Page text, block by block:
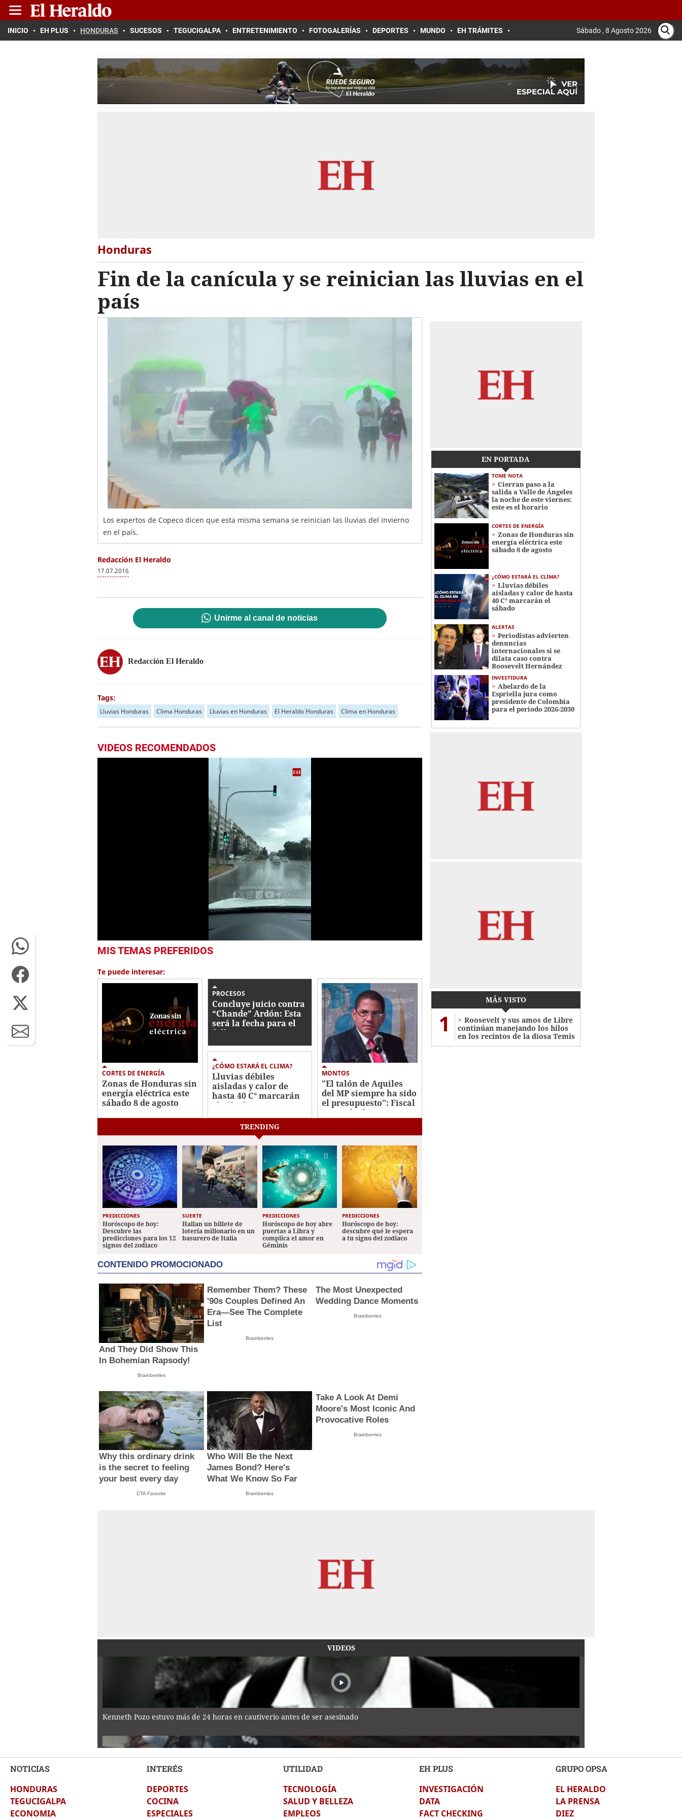
INICIO EH PLUS HONDURAS SUCESOS TEGUCIGALPA ENTRETENIMIENTO FOTOGALERÍAS DEPORTES MUNDO EH TRÁMITES Sábado , 8 Agosto 2026
Honduras
Fin de la canícula y se reinician las lluvias en el
país
Los expertos de Copeco dicen que esta misma semana se reinician las lluvias del invierno
en el país.
Redacción El Heraldo
17.07.2016
Unirme al canal de noticias
Redacción El Heraldo
Tags:
Lluvias Honduras Clima Honduras Lluvias en Honduras El Heraldo Honduras Clima en Honduras
VIDEOS RECOMENDADOS
seconds
1
minute,
31
MIS TEMAS PREFERIDOS
Te puede interesar:
CORTES DE ENERGÍA
Zonas de Honduras sin
energía eléctrica este
sábado 8 de agosto
PROCESOS
Concluye juicio contra
“Chande” Ardón: Esta
será la fecha para el
fallo
¿CÓMO ESTARÁ EL CLIMA?
Lluvias débiles
aisladas y calor de
hasta 40 C° marcarán
el sábado
MONTOS
"El talón de Aquiles
del MP siempre ha sido
el presupuesto": Fiscal
general adjunto
EN PORTADA
TOME NOTA
Cierran paso a la
salida a Valle de Ángeles
la noche de este viernes:
este es el horario
CORTES DE ENERGÍA
Zonas de Honduras sin
energía eléctrica este
sábado 8 de agosto
¿CÓMO ESTARÁ EL CLIMA?
Lluvias débiles
aisladas y calor de hasta
40 C° marcarán el
sábado
ALERTAS
Periodistas advierten
denuncias
internacionales si se
dilata caso contra
Roosevelt Hernández
INVESTIDURA
Abelardo de la
Espriella jura como
presidente de Colombia
para el periodo 2026-2030
MÁS VISTO
1
Roosevelt y sus amos de Libre
continúan manejando los hilos
en los recintos de la diosa Temis
TRENDING
PREDICCIONES
Horóscopo de hoy:
Descubre las
predicciones para los 12
signos del zodiaco
SUERTE
Hallan un billete de
lotería millonario en un
basurero de Italia
PREDICCIONES
Horóscopo de hoy abre
puertas a Libra y
complica el amor en
Géminis
PREDICCIONES
Horóscopo de hoy:
descubre qué le espera
a tu signo del zodiaco
CONTENIDO PROMOCIONADO
And They Did Show This
In Bohemian Rapsody!
Brainberries
Remember Them? These
'90s Couples Defined An
Era—See The Complete
List
Brainberries
The Most Unexpected
Wedding Dance Moments
Brainberries
Why this ordinary drink
is the secret to feeling
your best every day
CTA Favorite
Who Will Be the Next
James Bond? Here's
What We Know So Far
Brainberries
Take A Look At Demi
Moore's Most Iconic And
Provocative Roles
Brainberries
VIDEOS
Kenneth Pozo estuvo más de 24 horas en cautiverio antes de ser asesinado
La verdadera historia detrás de la Guerra de 1969: el mito de la "Guerra del Fútbol"
NOTICIAS
HONDURAS
TEGUCIGALPA
ECONOMIA
INTERÉS
DEPORTES
COCINA
ESPECIALES
UTILIDAD
TECNOLOGÍA
SALUD Y BELLEZA
EMPLEOS
EH PLUS
INVESTIGACIÓN
DATA
FACT CHECKING
GRUPO OPSA
EL HERALDO
LA PRENSA
DIEZ